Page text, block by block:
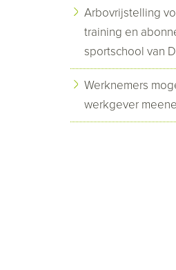
Arbovrijstelling
training en
sportschool van
Werknemers
werkgever